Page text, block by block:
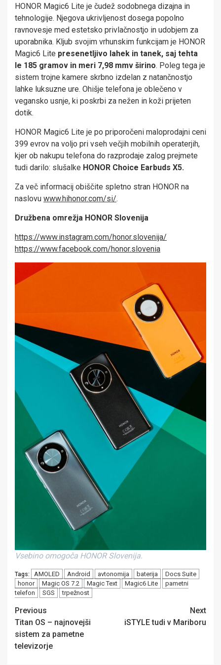
HONOR Magic6 Lite je čudež sodobnega dizajna in
tehnologije. Njegova ukrivljenost dosega popolno
ravnovesje med estetsko privlačnostjo in udobjem za
uporabnika. Kljub svojim vrhunskim funkcijam je HONOR
Magic6 Lite presenetljivo lahek in tanek, saj tehta
le 185 gramov in meri 7,98 mmv širino. Poleg tega je
sistem trojne kamere skrbno izdelan z natančnostjo
lahke luksuzne ure. Ohišje telefona je oblečeno v
vegansko usnje, ki poskrbi za nežen in koži prijeten
dotik.
HONOR Magic6 Lite je po priporočeni maloprodajni ceni
399 evrov na voljo pri vseh večjih mobilnih operaterjih,
kjer ob nakupu telefona do razprodaje zalog prejmete
tudi darilo: slušalke HONOR Choice Earbuds X5.
Za več informacij obiščite spletno stran HONOR na
naslovu www.hihonor.com/si/.
Družbena omrežja HONOR Slovenija
https://www.instagram.com/honor.slovenija/
https://www.facebook.com/honor.slovenia
Vsebino omogoča HONOR Slovenija.
Tags: AMOLED Android avtonomija baterija
Docs Suite
honor
Magic OS 7.2 Magic Text Magic6 Lite
pametni
telefon
SGS trpežnost
Post
navigation
Previous
Titan OS – najnovejši
sistem za pametne
televizorje
Next
iSTYLE tudi v Mariboru